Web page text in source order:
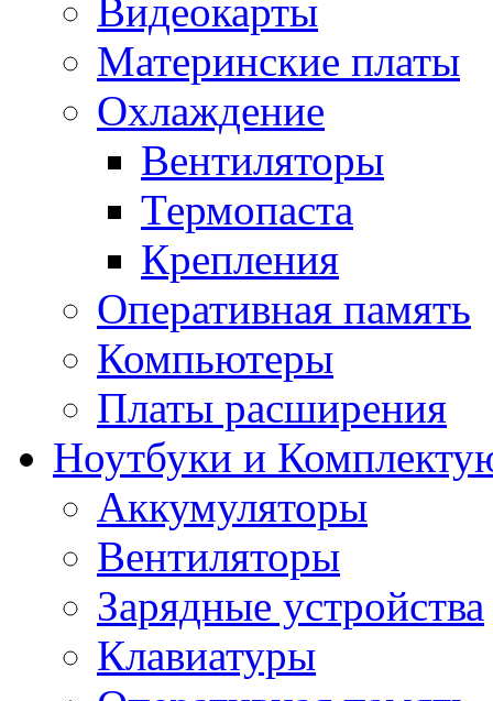
Видеокарты
Материнские платы
Охлаждение
Вентиляторы
Термопаста
Крепления
Оперативная память
Компьютеры
Платы расширения
Ноутбуки и
Аккумуляторы
Вентиляторы
Зарядные устройства
Клавиатуры